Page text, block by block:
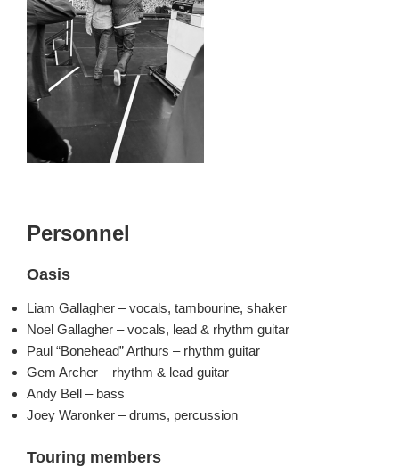
Personnel
Oasis
Liam Gallagher – vocals, tambourine, shaker
Noel Gallagher – vocals, lead & rhythm guitar
Paul “Bonehead” Arthurs – rhythm guitar
Gem Archer – rhythm & lead guitar
Andy Bell – bass
Joey Waronker – drums, percussion
Touring members